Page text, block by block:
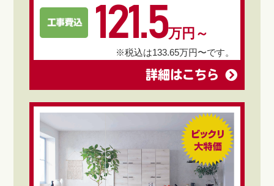
121.5万円～
※税込は133.65万円〜です。
詳細はこちら